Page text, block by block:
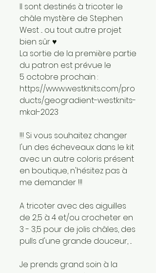
Il sont destinés à tricoter le
châle mystère de Stephen
West ... ou tout autre projet
bien sûr ♥
La sortie de la première partie
du patron est prévue le
5 octobre prochain :
https://www.westknits.com/pro
ducts/geogradient-westknits-
mkal-2023
!!! Si vous souhaitez changer
l'un des écheveaux dans le kit
avec un autre coloris présent
en boutique, n'hésitez pas à
me demander !!!
A tricoter avec des aiguilles
de 2,5 à 4 et/ou crocheter en
3 - 3,5 pour de jolis châles, des
pulls d'une grande douceur, ...
Je prends grand soin à la